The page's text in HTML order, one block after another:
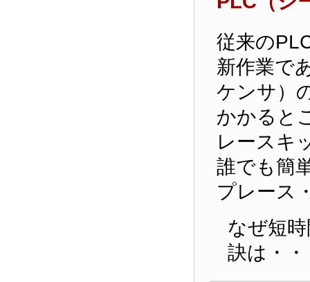
従来の
新作業で
ケンサ）
かかると
レースキ
誰でも簡
プレース
なぜ短
訣は・・